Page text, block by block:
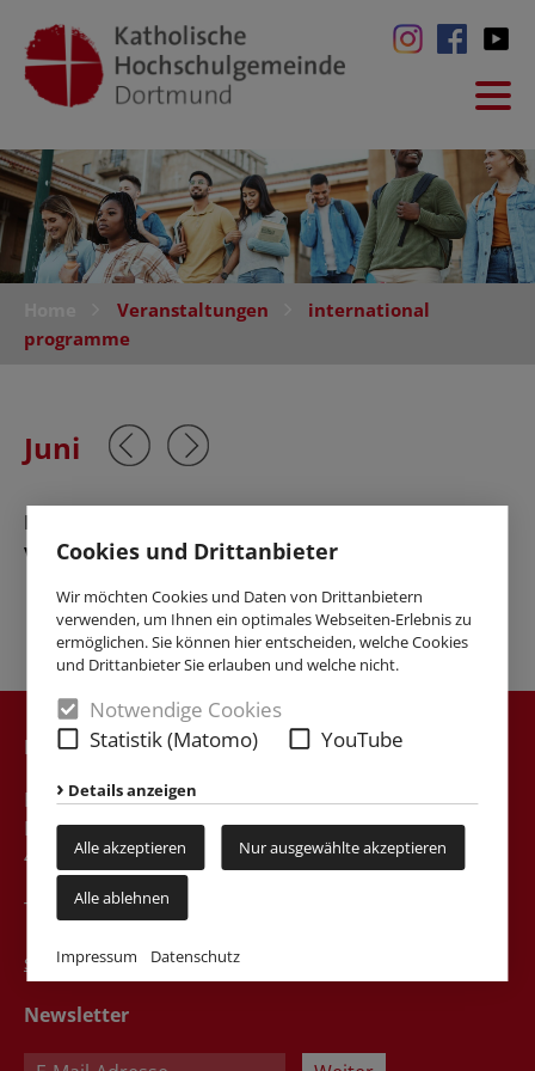
Cookies und Drittanbieter
Wir möchten Cookies und Daten von Drittanbietern
verwenden, um Ihnen ein optimales Webseiten-Erlebnis zu
ermöglichen. Sie können hier entscheiden, welche Cookies
und Drittanbieter Sie erlauben und welche nicht.
Notwendige Cookies
Statistik (Matomo)
YouTube
Details anzeigen
Alle akzeptieren Nur ausgewählte akzeptieren
Alle ablehnen
Impressum Datenschutz
Veranstaltungen
international
programme
Juni
Keine Veranstaltungen in diesem Monat
vorhanden.
Kontakt
Katholische Hochschulgemeinde Dortmund
Liebigstr. 49a
44139 Dortmund
Tel. 0231 / 75746
sekretariat@khg-dortmund.de
Newsletter